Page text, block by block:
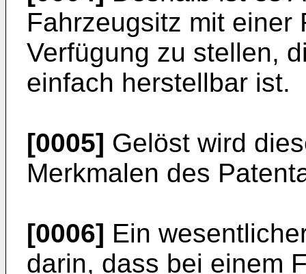
Fahrzeugsitz mit einer
Verfügung zu stellen,
einfach herstellbar ist.
[0005] Gelöst wird
Merkmalen des
[0006] Ein
darin, dass bei einem